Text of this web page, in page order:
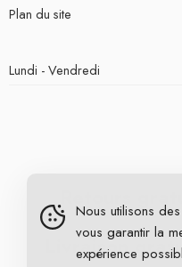
Plan du site
Lundi - Vendredi
Retours
Livraison
Nous utilisons
vous garantir la
expérience